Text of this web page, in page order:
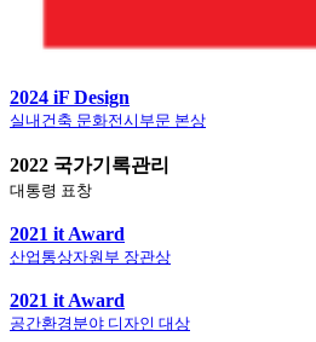
2024 iF Design
실내건축 문화전시부문 본상
2022 국가기록관리
대통령 표창
2021 it Award
산업통상자원부 장관상
2021 it Award
공간환경분야 디자인 대상